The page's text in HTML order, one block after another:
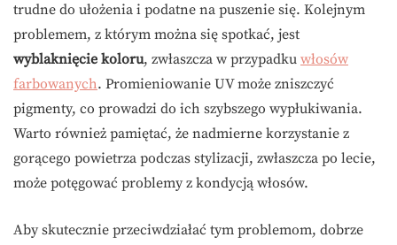
trudne do ułożenia i podatne na puszenie się. Kolejnym
problemem, z którym można się spotkać, jest
wyblaknięcie koloru, zwłaszcza w przypadku włosów
farbowanych. Promieniowanie UV może zniszczyć
pigmenty, co prowadzi do ich szybszego wypłukiwania.
Warto również pamiętać, że nadmierne korzystanie z
gorącego powietrza podczas stylizacji, zwłaszcza po lecie,
może potęgować problemy z kondycją włosów.
Aby skutecznie przeciwdziałać tym problemom, dobrze